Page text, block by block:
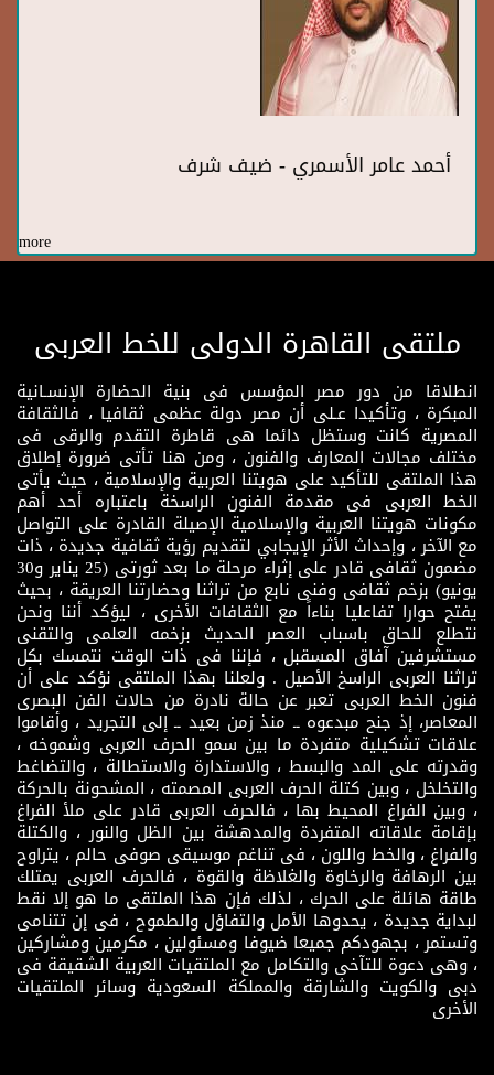
أحمد عامر الأسمري - ضيف شرف
more
ملتقى القاهرة الدولى للخط العربى
انطلاقا من دور مصر المؤسس فى بنية الحضارة الإنسـانية
المبكرة ، وتأكيدا عـلى أن مصر دولة عظمى ثقافيا ، فالثقافة
المصرية كانت وستظل دائما هى قاطرة التقدم والرقى فى
مختلف مجالات المعارف والفنون ، ومن هنا تأتى ضرورة إطلاق
هذا الملتقى للتأكيد على هويتنا العربية والإسلامية ، حيث يأتى
الخط العربى فى مقدمة الفنون الراسخة باعتباره أحد أهم
مكونات هويتنا العربية والإسلامية الإصيلة القادرة على التواصل
مع الآخر ، وإحداث الأثر الإيجابي لتقديم رؤية ثقافية جديدة ، ذات
مضمون ثقافى قادر على إثراء مرحلة ما بعد ثورتى (25 يناير و30
يونيو) بزخم ثقافى وفنى نابع من تراثنا وحضارتنا العريقة ، بحيث
يفتح حوارا تفاعليا بناءاً مع الثقافات الأخرى ، ليؤكد أننا ونحن
نتطلع للحاق باسباب العصر الحديث بزخمه العلمى والتقنى
مستشرفين آفاق المسقبل ، فإننا فى ذات الوقت نتمسك بكل
تراثنا العربى الراسخ الأصيل . ولعلنا بهذا الملتقى نؤكد على أن
فنون الخط العربى تعبر عن حالة نادرة من حالات الفن البصرى
المعاصر، إذ جنح مبدعوه ــ منذ زمن بعيد ــ إلى التجريد ، وأقاموا
علاقات تشكيلية متفردة ما بين سمو الحرف العربى وشموخه ،
وقدرته على المد والبسط ، والاستدارة والاستطالة ، والتضاغط
والتخلخل ، وبين كتلة الحرف العربى المصمته ، المشحونة بالحركة
، وبين الفراغ المحيط بها ، فالحرف العربى قادر على ملأ الفراغ
بإقامة علاقاته المتفردة والمدهشة بين الظل والنور ، والكتلة
والفراغ ، والخط واللون ، فى تناغم موسيقى صوفى حالم ، يتراوح
بين الرهافة والرخاوة والغلاظة والقوة ، فالحرف العربى يمتلك
طاقة هائلة على الحرك ، لذلك فإن هذا الملتقى ما هو إلا نقط
لبداية جديدة ، يحدوها الأمل والتفاؤل والطموح ، فى إن تتنامى
وتستمر ، بجهودكم جميعا ضيوفا ومسئولين ، مكرمين ومشاركين
، وهى دعوة للتآخى والتكامل مع الملتقيات العربية الشقيقة فى
دبى والكويت والشارقة والمملكة السعودية وسائر الملتقيات
الأخرى